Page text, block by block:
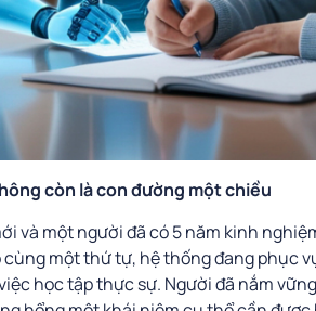
còn là con đường một chiều
và một người đã có 5 năm kinh
một thứ tự, hệ thống đang phục
học tập thực sự. Người đã nắm